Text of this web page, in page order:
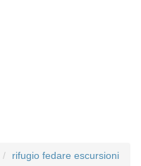
rifugio fedare escursioni